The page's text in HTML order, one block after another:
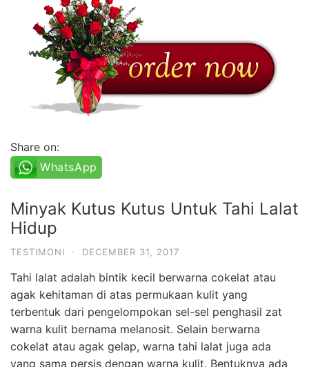
Share on:
WhatsApp
Minyak Kutus Kutus Untuk Tahi Lalat
Hidup
TESTIMONI · DECEMBER 31, 2017
Tahi lalat adalah bintik kecil berwarna cokelat atau
agak kehitaman di atas permukaan kulit yang
terbentuk dari pengelompokan sel-sel penghasil zat
warna kulit bernama melanosit. Selain berwarna
cokelat atau agak gelap, warna tahi lalat juga ada
yang sama persis dengan warna kulit. Bentuknya ada